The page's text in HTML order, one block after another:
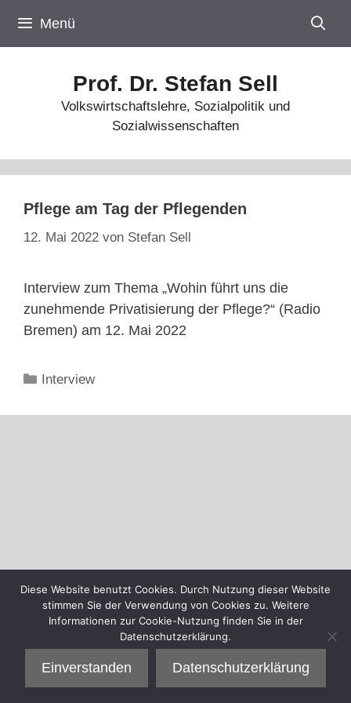
Inhalt
springen
Menü
Prof. Dr. Stefan Sell
Volkswirtschaftslehre, Sozialpolitik und
Sozialwissenschaften
Pflege am Tag der Pflegenden
12. Mai 2022 von Stefan Sell
Interview zum Thema „Wohin führt uns die
zunehmende Privatisierung der Pflege?“ (Radio
Bremen) am 12. Mai 2022
Kategorien
Interview
Diese Website benutzt Cookies. Durch Nutzung dieser Website
stimmen Sie der Verwendung von Cookies zu. Weitere
Informationen zur Cookie-Nutzung finden Sie in der
Datenschutzerklärung.
Einverstanden Datenschutzerklärung